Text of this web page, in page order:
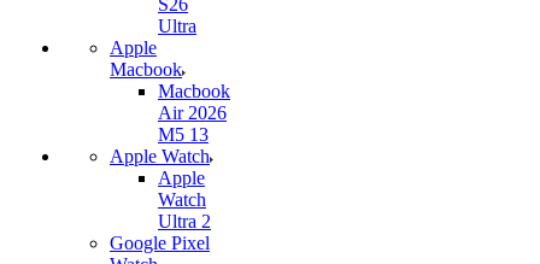
S26
Ultra
Apple
Macbook
Macbook
Air 2026
M5 13
Apple Watch
Apple
Watch
Ultra 2
Google Pixel